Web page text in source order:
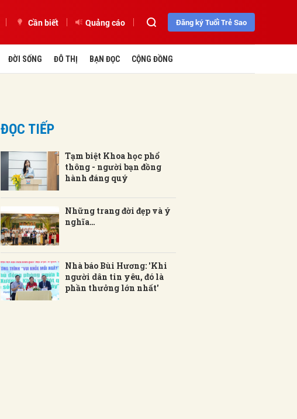
Cần biết Quảng cáo Đăng ký Tuổi Trẻ Sao
ĐỜI SỐNG ĐÔ THỊ BẠN ĐỌC CỘNG ĐỒNG
ĐỌC TIẾP
Tạm biệt Khoa học phổ
thông - người bạn đồng
hành đáng quý
Những trang đời đẹp và ý
nghĩa…
Nhà báo Bùi Hương: 'Khi
người dân tin yêu, đó là
phần thưởng lớn nhất'